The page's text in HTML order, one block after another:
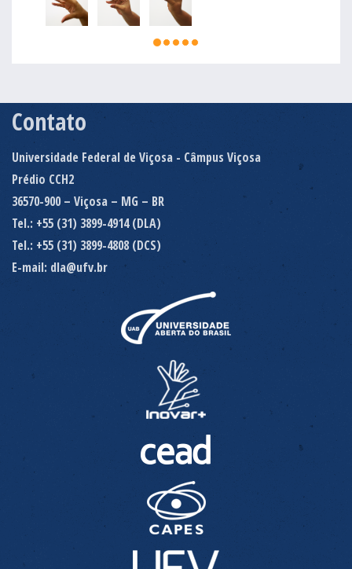
Contato
Universidade Federal de Viçosa - Câmpus Viçosa
Prédio CCH2
36570-900 – Viçosa – MG – BR
Tel.: +55 (31) 3899-4914 (DLA)
Tel.: +55 (31) 3899-4808 (DCS)
E-mail: dla@ufv.br